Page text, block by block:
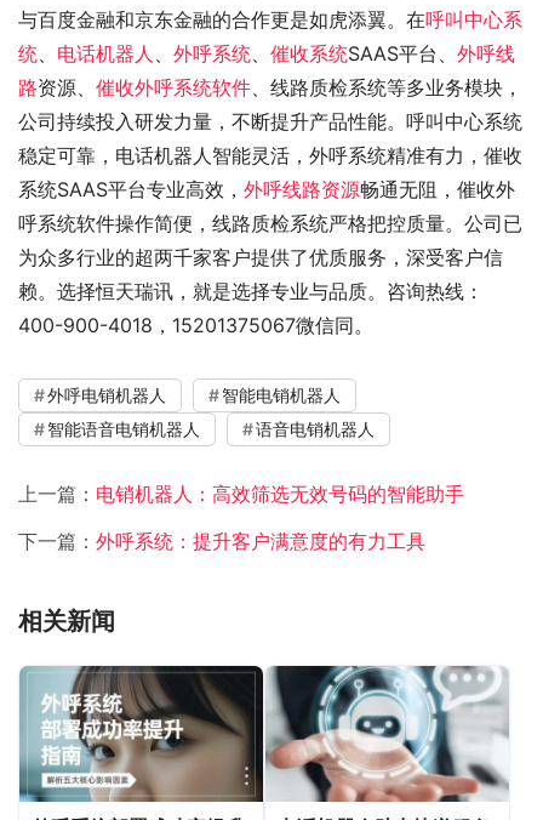
与百度金融和京东金融的合作更是如虎添翼。在呼叫中心系
统、 电话机器人 、 外呼系统、 催收系统SAAS平台、 外呼线
路资源、 催收外呼系统软件、线路质检系统等多业务模块，
公司持续投入研发力量，不断提升产品性能。呼叫中心系统
稳定可靠，电话机器人智能灵活，外呼系统精准有力，催收
系统SAAS平台专业高效， 外呼线路资源畅通无阻，催收外
呼系统软件操作简便，线路质检系统严格把控质量。公司已
为众多行业的超两千家客户提供了优质服务，深受客户信
赖。选择恒天瑞讯，就是选择专业与品质。咨询热线：
400-900-4018，15201375067微信同。
外呼电销机器人
智能电销机器人
智能语音电销机器人
语音电销机器人
上一篇： 电销机器人：高效筛选无效号码的智能助手
下一篇： 外呼系统：提升客户满意度的有力工具
相关新闻